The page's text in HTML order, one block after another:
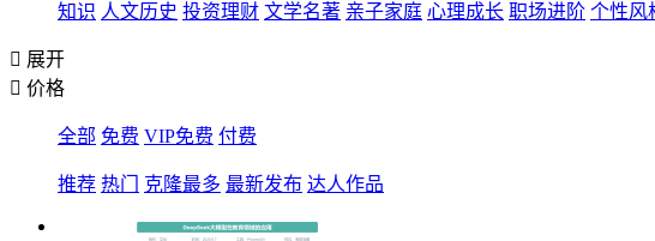
知识 人文历史 投资理财 文学名著 亲子家庭 心理成长 职场进阶 个性风
 展开
 价格
全部 免费 VIP免费 付费
推荐 热门 克隆最多 最新发布 达人作品